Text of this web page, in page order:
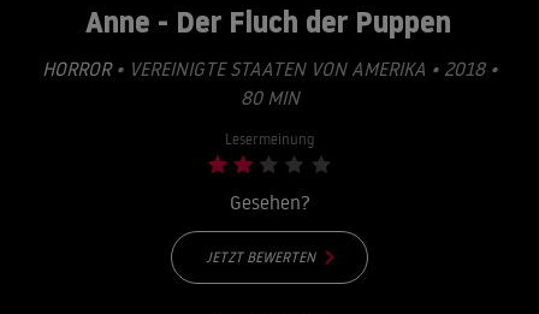
Anne - Der Fluch der Puppen
HORROR• VEREINIGTE STAATEN VON AMERIKA • 2018 •
80 MIN
Lesermeinung
Gesehen?
JETZT BEWERTEN